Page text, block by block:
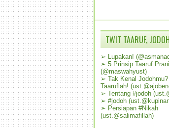
TWIT TAARUF,
➢
Lupakan!
➢ 5 Prinsip Taaruf
(@maswahyust)
➢ Tak Kenal
Taaruflah!
➢ Tentang #jodoh
➢ #jodoh
➢ Persiapan #Nikah
(ust.@salimafillah)